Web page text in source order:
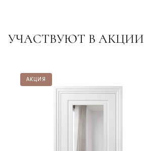
УЧАСТВУЮТ В АКЦИИ
АКЦИЯ